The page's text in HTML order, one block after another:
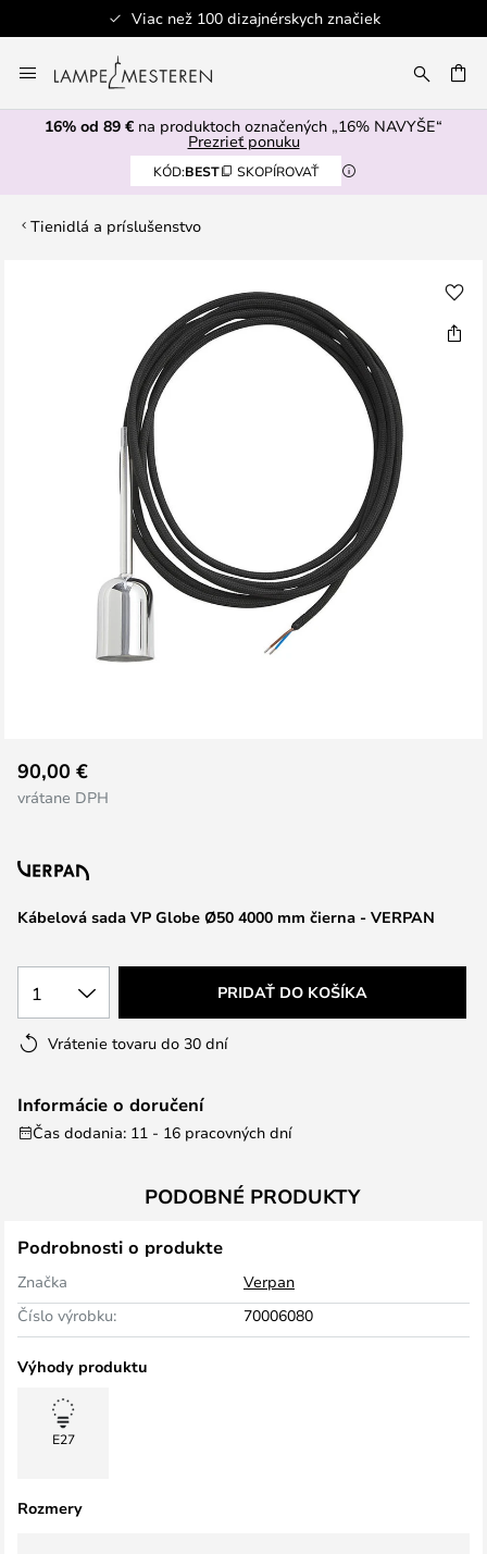
Viac než 100 dizajnérskych značiek
to
Content
16% od 89 € na produktoch označených „16% NAVYŠE“
Prezrieť ponuku
KÓD:BEST SKOPÍROVAŤ
Tienidlá a príslušenstvo
na
začiatok
obrázkov
Kábelová sada VP Globe Ø50 4000 mm čierna - VERPAN
90,00 €
vrátane DPH
1 PRIDAŤ DO KOŠÍKA
Vrátenie tovaru do 30 dní
Informácie o doručení
Čas dodania: 11 - 16 pracovných dní
PODOBNÉ PRODUKTY
Podrobnosti o produkte
Značka
Verpan
Číslo výrobku:
70006080
Výhody produktu
E27
Rozmery